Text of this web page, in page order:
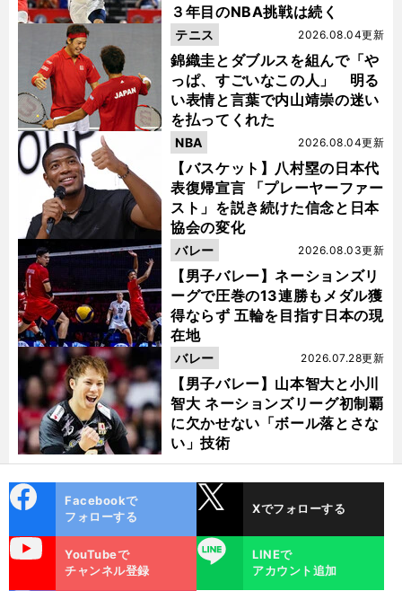
へ
３年目のNBA挑戦は続く
錦織圭とダブルスを組んで「や
っぱ、すごいなこの人」 明る
い表情と言葉で内山靖崇の迷い
を払ってくれた
2026.08.04更新
テニス
【バスケット】八村塁の日本代
表復帰宣言 「プレーヤーファー
スト」を説き続けた信念と日本
協会の変化
2026.08.04更新
NBA
【男子バレー】ネーションズリ
ーグで圧巻の13連勝もメダル獲
得ならず 五輪を目指す日本の現
在地
2026.08.03更新
バレー
【男子バレー】山本智大と小川
智大 ネーションズリーグ初制覇
に欠かせない「ボール落とさな
い」技術
2026.07.28更新
バレー
ok
Facebookで
フォローする
Xでフォローする
YouTubeで
チャンネル登録
LINE
LINEで
アカウント追加